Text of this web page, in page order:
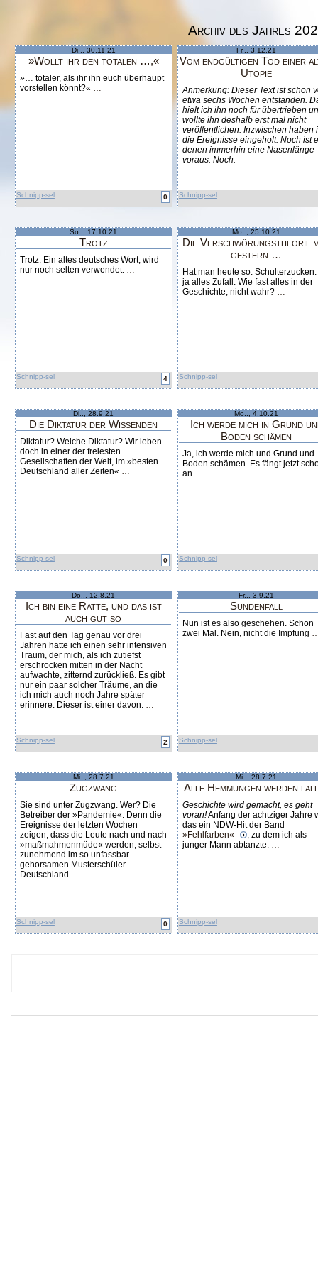
Archiv des Jahres
Fr.., 3.12.21
Vom endgültigen Tod einer
Utopie
Anmerkung: Dieser Text ist schon
etwa sechs Wochen entstanden.
hielt ich ihn noch für übertrieben
wollte ihn deshalb erst mal nicht
veröffentlichen. Inzwischen haben
die Ereignisse eingeholt. Noch ist
denen immerhin eine Nasenlänge
voraus. Noch.
Schnipp-sel
Di.., 30.11.21
»Wollt ihr den totalen …,«
»… totaler, als ihr ihn euch überhaupt
vorstellen könnt?«
Schnipp-sel 0
Mo.., 25.10.21
Die Verschwörungstheorie
gestern …
Hat man heute so. Schulterzucken.
ja alles Zufall. Wie fast alles in der
Geschichte, nicht wahr?
Schnipp-sel
So.., 17.10.21
Trotz
Trotz. Ein altes deutsches Wort, wird
nur noch selten verwendet.
Schnipp-sel 4
Mo.., 4.10.21
Ich werde mich in Grund
Boden schämen
Ja, ich werde mich und Grund und
Boden schämen. Es fängt jetzt
an.
Schnipp-sel
Di.., 28.9.21
Die Diktatur der Wissenden
Diktatur? Welche Diktatur? Wir leben
doch in einer der freiesten
Gesellschaften der Welt, im »besten
Deutschland aller Zeiten«
Schnipp-sel 0
Fr.., 3.9.21
Sündenfall
Nun ist es also geschehen. Schon
zwei Mal. Nein, nicht die Impfung
Schnipp-sel
Do.., 12.8.21
Ich bin eine Ratte, und das ist
auch gut so
Fast auf den Tag genau vor drei
Jahren hatte ich einen sehr intensiven
Traum, der mich, als ich zutiefst
erschrocken mitten in der Nacht
aufwachte, zitternd zurückließ. Es gibt
nur ein paar solcher Träume, an die
ich mich auch noch Jahre später
erinnere. Dieser ist einer davon.
Schnipp-sel 2
Mi.., 28.7.21
Alle Hemmungen werden
Geschichte wird gemacht, es geht
voran!Anfang der achtziger Jahre
das ein NDW-Hit der Band
»Fehlfarben«
, zu dem ich als
junger Mann abtanzte.
Schnipp-sel
Mi.., 28.7.21
Zugzwang
Sie sind unter Zugzwang. Wer? Die
Betreiber der »Pandemie«. Denn die
Ereignisse der letzten Wochen
zeigen, dass die Leute nach und nach
»maßmahmenmüde« werden, selbst
zunehmend im so unfassbar
gehorsamen Musterschüler-
Deutschland.
Schnipp-sel 0